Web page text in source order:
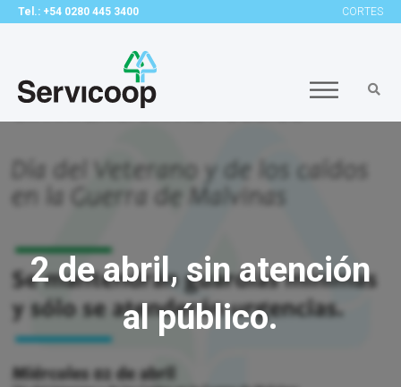
Tel.: +54 0280 445 3400 CORTES
2 de abril, sin atención
al público.